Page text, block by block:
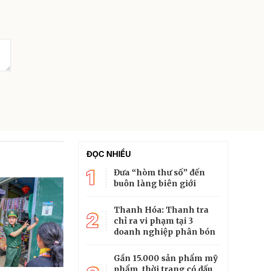
ĐỌC NHIỀU
1
Đưa “hòm thư số” đến
buôn làng biên giới
2
Thanh Hóa: Thanh tra
chỉ ra vi phạm tại 3
doanh nghiệp phân bón
Gần 15.000 sản phẩm mỹ
phẩm, thời trang có dấu